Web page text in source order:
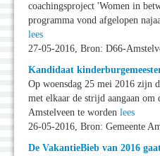
coachingsproject 'Women in
programma vond afgelopen
lees
27-05-2016, Bron: D66-
Kandidaat
Op woensdag 25 mei 2016 zijn
met elkaar de strijd aangaan om
Amstelveen te worden lees
26-05-2016, Bron: Gemeente
De VakantieBieb van 2016